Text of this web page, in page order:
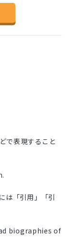
で表現すること
「引用」「引
biographies of